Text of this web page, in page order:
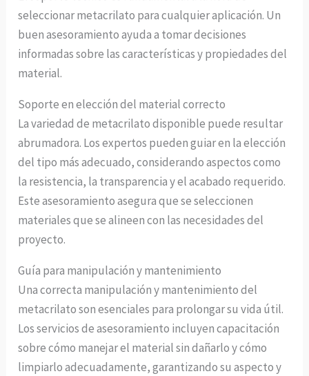
seleccionar metacrilato para cualquier aplicación. Un
buen asesoramiento ayuda a tomar decisiones
informadas sobre las características y propiedades del
material.
Soporte en elección del material correcto
La variedad de metacrilato disponible puede resultar
abrumadora. Los expertos pueden guiar en la elección
del tipo más adecuado, considerando aspectos como
la resistencia, la transparencia y el acabado requerido.
Este asesoramiento asegura que se seleccionen
materiales que se alineen con las necesidades del
proyecto.
Guía para manipulación y mantenimiento
Una correcta manipulación y mantenimiento del
metacrilato son esenciales para prolongar su vida útil.
Los servicios de asesoramiento incluyen capacitación
sobre cómo manejar el material sin dañarlo y cómo
limpiarlo adecuadamente, garantizando su aspecto y